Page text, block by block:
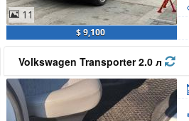
11
$ 9,100
Volkswagen Transporter 2.0 л